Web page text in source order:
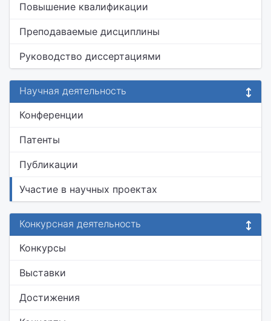
Повышение квалификации
Преподаваемые дисциплины
Руководство диссертациями
Научная деятельность
Конференции
Патенты
Публикации
Участие в научных проектах
Конкурсная деятельность
Конкурсы
Выставки
Достижения